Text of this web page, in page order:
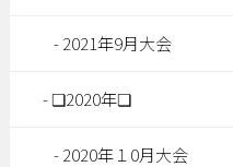
2021年9月大会
❏2020年❏
2020年１0月大会